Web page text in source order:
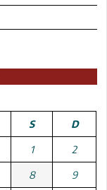
S D
1 2
8 9